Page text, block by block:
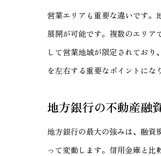
営業エリアも重要な違いです
展開が可能です。複数のエリア
して営業地域が限定されてお
を左右する重要なポイントにな
地方銀行の不動産融
地方銀行の最大の強みは、融資
って変動します。信用金庫と比